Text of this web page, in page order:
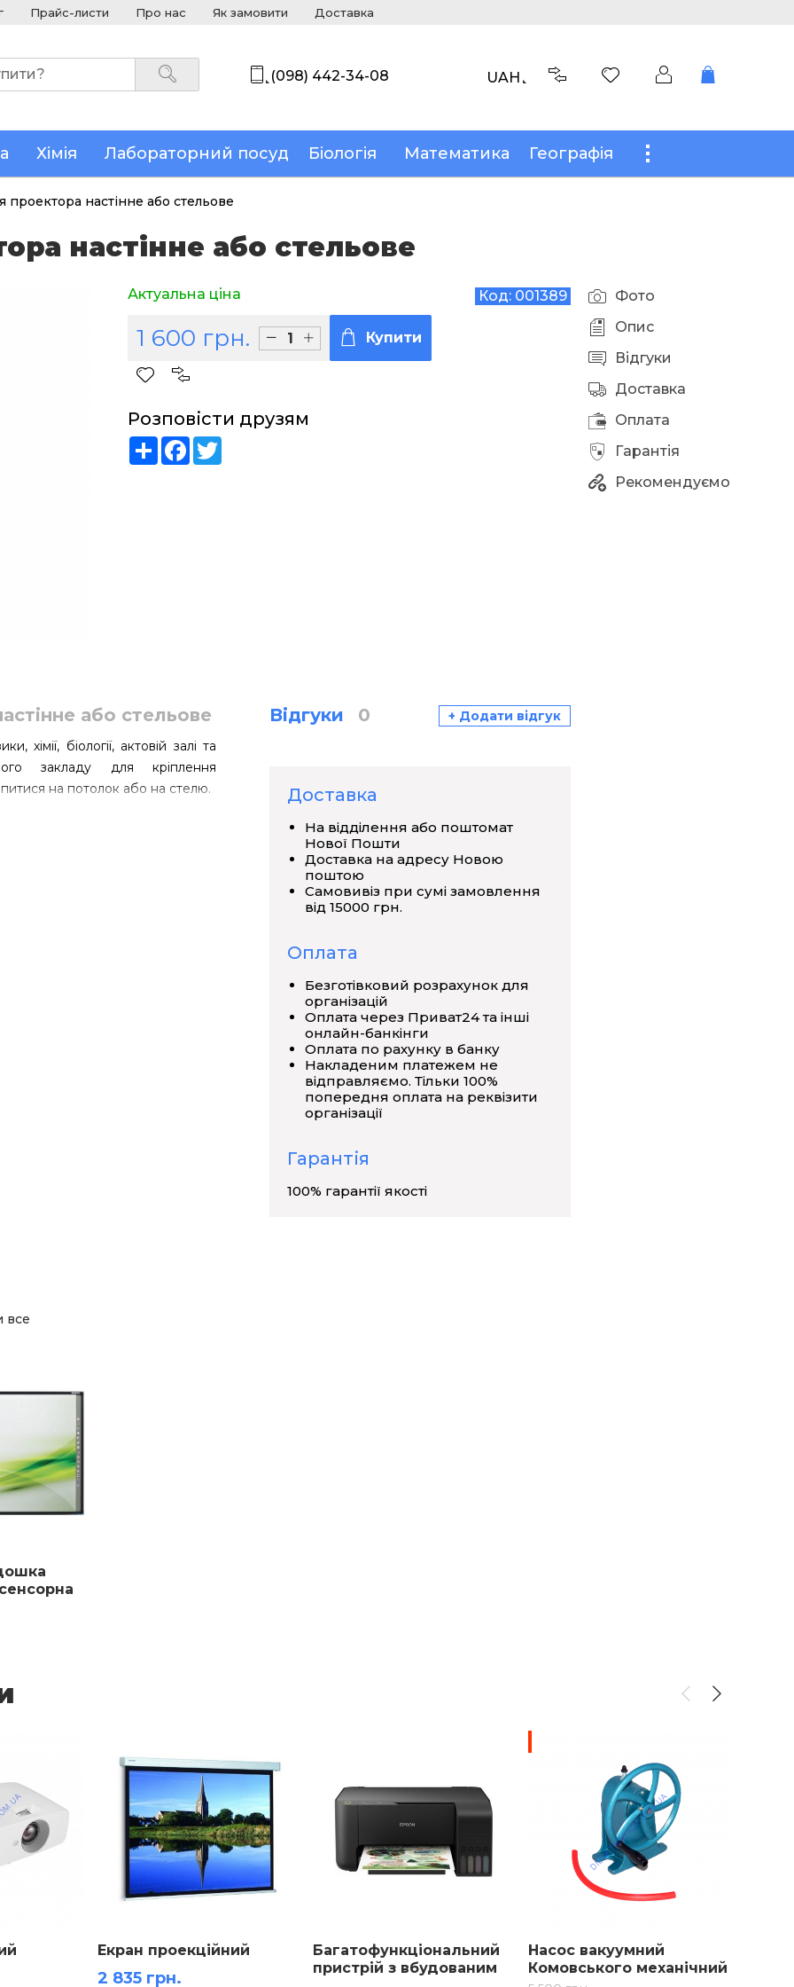
Прайс-листи Про нас Як замовити Доставка
(098) 442-34-08 UAH
Хімія Лабораторний посуд Біологія Математика Географія
проектора настінне або стельове
настінне або стельове
Фото
Опис
Відгуки
Доставка
Оплата
Гарантія
Рекомендуємо
Код: 001389
Актуальна ціна
1 600 грн. Купити
Розповісти друзям
ShareFacebook
або стельове
хімії, біології, актовій залі та
закладу для кріплення
на потолок або на стелю.
Відгуки 0 + Додати відгук
Доставка
На відділення або поштомат
Нової Пошти
Доставка на адресу Новою
поштою
Самовивіз при сумі замовлення
від 15000 грн.
Оплата
Безготівковий розрахунок для
організацій
Оплата через Приват24 та інші
онлайн-банкінги
Оплата по рахунку в банку
Накладеним платежем не
відправляємо. Тільки 100%
попередня оплата на реквізити
організації
Гарантія
100% гарантії якості
все
Екран проекційний
2 835 грн.
Багатофункціональний
пристрій з вбудованим
Насос вакуумний
Комовського механічний